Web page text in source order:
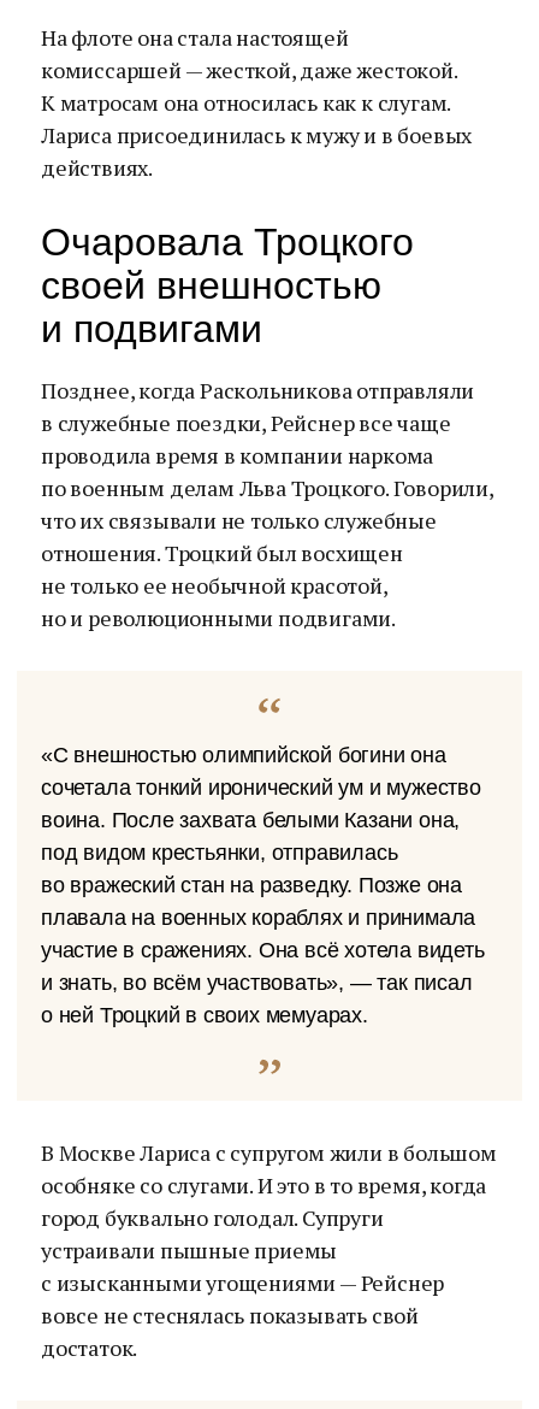
На флоте она стала настоящей
комиссаршей — жесткой, даже жестокой.
К матросам она относилась как к слугам.
Лариса присоединилась к мужу и в боевых
действиях.
Очаровала Троцкого
своей внешностью
и подвигами
Позднее, когда Раскольникова отправляли
в служебные поездки, Рейснер все чаще
проводила время в компании наркома
по военным делам Льва Троцкого. Говорили,
что их связывали не только служебные
отношения. Троцкий был восхищен
не только ее необычной красотой,
но и революционными подвигами.
«С внешностью олимпийской богини она
сочетала тонкий иронический ум и мужество
воина. После захвата белыми Казани она,
под видом крестьянки, отправилась
во вражеский стан на разведку. Позже она
плавала на военных кораблях и принимала
участие в сражениях. Она всё хотела видеть
и знать, во всём участвовать», — так писал
о ней Троцкий в своих мемуарах.
В Москве Лариса с супругом жили в большом
особняке со слугами. И это в то время, когда
город буквально голодал. Супруги
устраивали пышные приемы
с изысканными угощениями — Рейснер
вовсе не стеснялась показывать свой
достаток.